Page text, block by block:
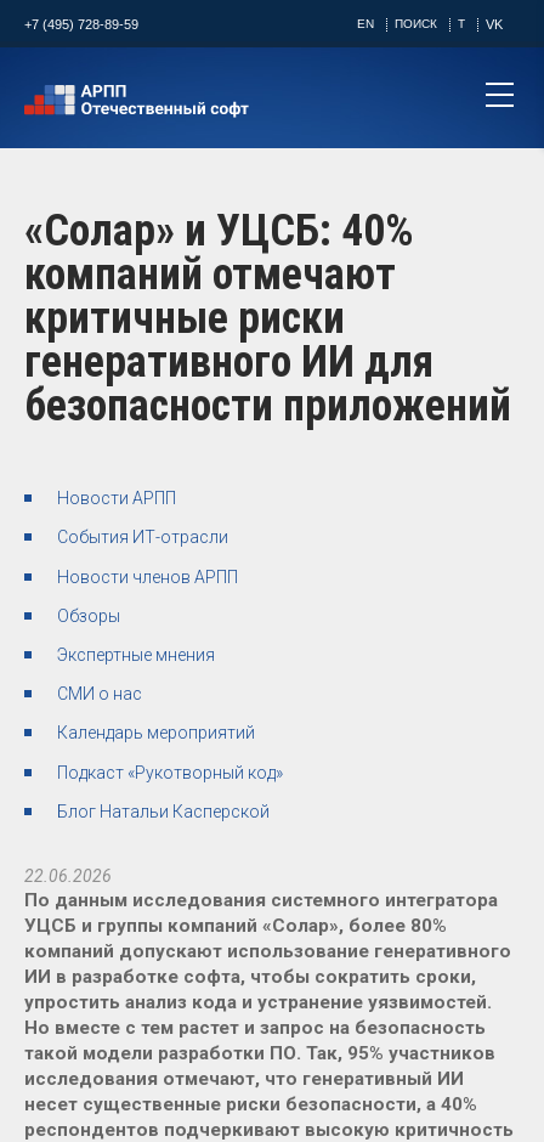
+7 (495) 728-89-59 EN ПОИСК T VK
«Солар» и УЦСБ: 40%
компаний отмечают
критичные риски
генеративного ИИ для
безопасности приложений
Новости АРПП
События ИТ-отрасли
Новости членов АРПП
Обзоры
Экспертные мнения
СМИ о нас
Календарь мероприятий
Подкаст «Рукотворный код»
Блог Натальи Касперской
22.06.2026
По данным исследования системного интегратора
УЦСБ и группы компаний «Солар», более 80%
компаний допускают использование генеративного
ИИ в разработке софта, чтобы сократить сроки,
упростить анализ кода и устранение уязвимостей.
Но вместе с тем растет и запрос на безопасность
такой модели разработки ПО. Так, 95% участников
исследования отмечают, что генеративный ИИ
несет существенные риски безопасности, а 40%
респондентов подчеркивают высокую критичность